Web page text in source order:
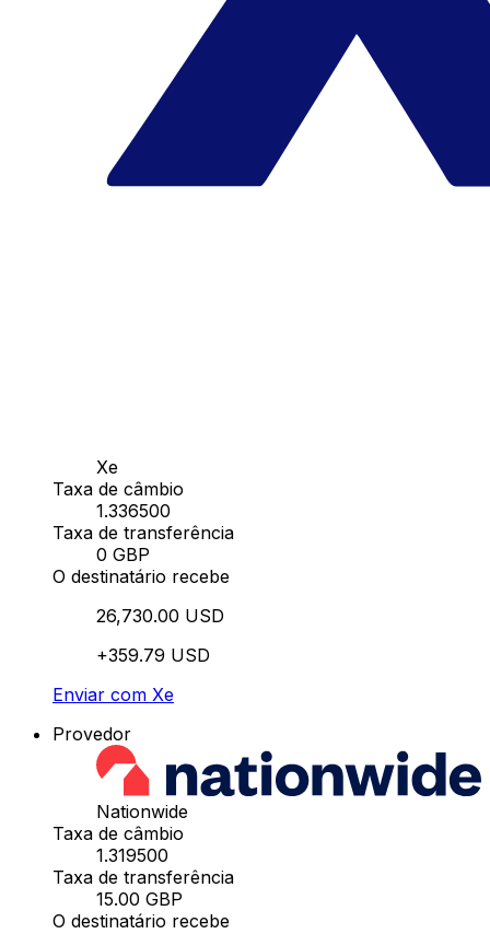
Xe
Taxa de câmbio
1.336500
Taxa de transferência
0 GBP
O destinatário recebe
26,730.00 USD
+359.79 USD
Enviar com Xe
Provedor
Nationwide
Taxa de câmbio
1.319500
Taxa de transferência
15.00 GBP
O destinatário recebe